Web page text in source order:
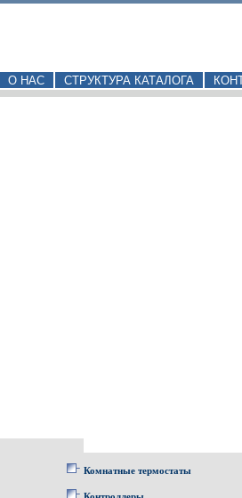
О НАС СТРУКТУРА КАТАЛОГА
Комнатные термостаты